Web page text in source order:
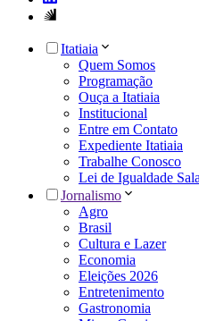
Itatiaia
Quem Somos
Programação
Ouça a Itatiaia
Institucional
Entre em Contato
Expediente Itatiaia
Trabalhe Conosco
Lei de Igualdade
Jornalismo
Agro
Brasil
Cultura e Lazer
Economia
Eleições 2026
Entretenimento
Gastronomia